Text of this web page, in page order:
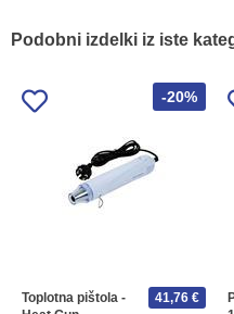
Podobni izdelki iz iste
-20%
Toplotna pištola -
41,76 €